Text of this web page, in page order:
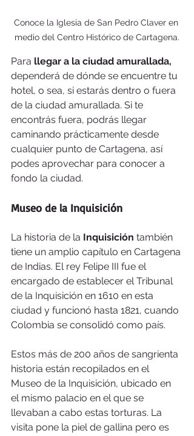
Conoce la Iglesia de San Pedro Claver en
medio del Centro Histórico de Cartagena.
Para llegar a la ciudad amurallada,
dependerá de dónde se encuentre tu
hotel, o sea, si estarás dentro o fuera
de la ciudad amurallada. Si te
encontrás fuera, podrás llegar
caminando prácticamente desde
cualquier punto de Cartagena, así
podes aprovechar para conocer a
fondo la ciudad.
Museo de la Inquisición
La historia de la Inquisición también
tiene un amplio capítulo en Cartagena
de Indias. El rey Felipe III fue el
encargado de establecer el Tribunal
de la Inquisición en 1610 en esta
ciudad y funcionó hasta 1821, cuando
Colombia se consolidó como país.
Estos más de 200 años de sangrienta
historia están recopilados en el
Museo de la Inquisición, ubicado en
el mismo palacio en el que se
llevaban a cabo estas torturas. La
visita pone la piel de gallina pero es